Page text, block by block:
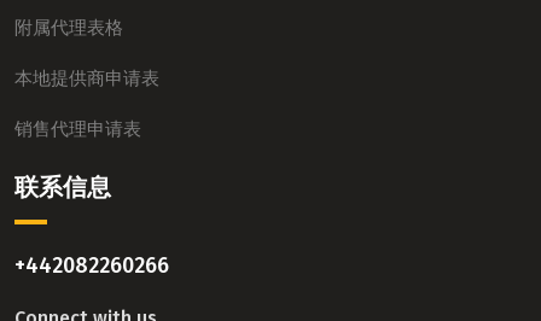
附属代理表格
本地提供商申请表
销售代理申请表
联系信息
+442082260266